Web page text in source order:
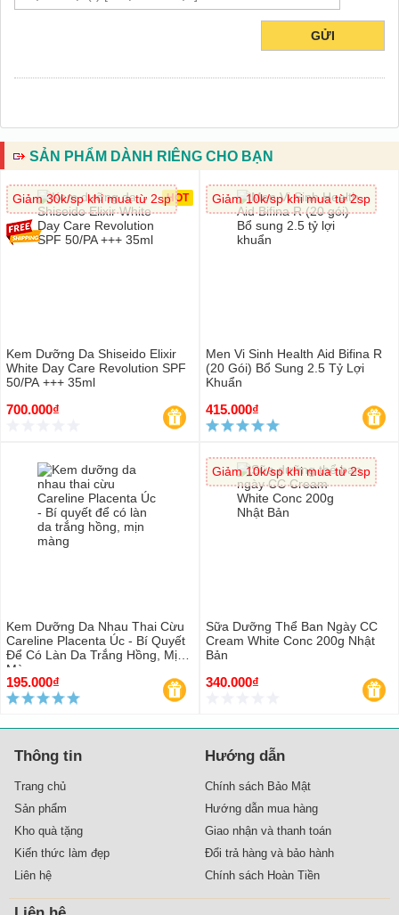
GỬI
SẢN PHẨM DÀNH RIÊNG CHO BẠN
HOT
Giảm 30k/sp khi mua từ 2sp
Kem Dưỡng Da Shiseido Elixir
White Day Care Revolution SPF
50/PA +++ 35ml
700.000₫
Giảm 10k/sp khi mua từ 2sp
Men Vi Sinh Health Aid Bifina R
(20 Gói) Bổ Sung 2.5 Tỷ Lợi
Khuẩn
415.000₫
Kem Dưỡng Da Nhau Thai Cừu
Careline Placenta Úc - Bí Quyết
Để Có Làn Da Trắng Hồng, Mịn
Màng
195.000₫
Giảm 10k/sp khi mua từ 2sp
Sữa Dưỡng Thể Ban Ngày CC
Cream White Conc 200g Nhật
Bản
340.000₫
Thông tin
Trang chủ
Sản phẩm
Kho quà tặng
Kiến thức làm đẹp
Liên hệ
Hướng dẫn
Chính sách Bảo Mật
Hướng dẫn mua hàng
Giao nhận và thanh toán
Đổi trả hàng và bảo hành
Chính sách Hoàn Tiền